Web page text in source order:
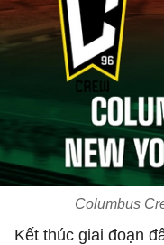
Columbus
Kết thúc giai đoạn